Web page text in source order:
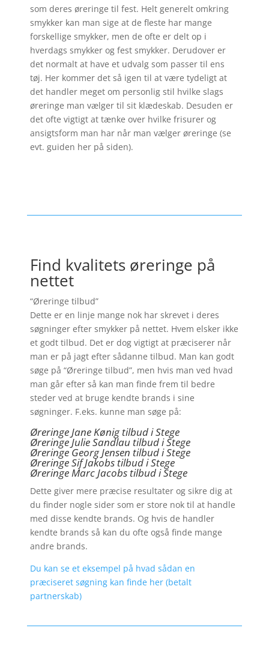
som deres øreringe til fest. Helt generelt omkring
smykker kan man sige at de fleste har mange
forskellige smykker, men de ofte er delt op i
hverdags smykker og fest smykker. Derudover er
det normalt at have et udvalg som passer til ens
tøj. Her kommer det så igen til at være tydeligt at
det handler meget om personlig stil hvilke slags
øreringe man vælger til sit klædeskab. Desuden er
det ofte vigtigt at tænke over hvilke frisurer og
ansigtsform man har når man vælger øreringe (se
evt. guiden her på siden).
Find kvalitets øreringe på
nettet
“Øreringe tilbud”
Dette er en linje mange nok har skrevet i deres
søgninger efter smykker på nettet. Hvem elsker ikke
et godt tilbud. Det er dog vigtigt at præciserer når
man er på jagt efter sådanne tilbud. Man kan godt
søge på “Øreringe tilbud”, men hvis man ved hvad
man går efter så kan man finde frem til bedre
steder ved at bruge kendte brands i sine
søgninger. F.eks. kunne man søge på:
Øreringe Jane Kønig tilbud i Stege
Øreringe Julie Sandlau tilbud i Stege
Øreringe Georg Jensen tilbud i Stege
ØreringeSif Jakobs tilbud i Stege
Øreringe Marc Jacobs tilbud i Stege
Dette giver mere præcise resultater og sikre dig at
du finder nogle sider som er store nok til at handle
med disse kendte brands. Og hvis de handler
kendte brands så kan du ofte også finde mange
andre brands.
Du kan se et eksempel på hvad sådan en
præciseret søgning kan finde her (betalt
partnerskab)